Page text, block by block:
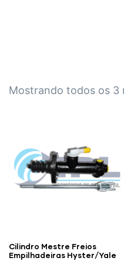
Mostrando todos os 3
Cilindro Mestre Freios
Empilhadeiras Hyster/Yale